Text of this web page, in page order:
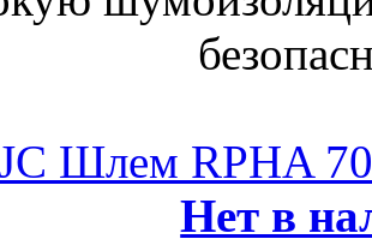
Шлем RPHA
Нет в